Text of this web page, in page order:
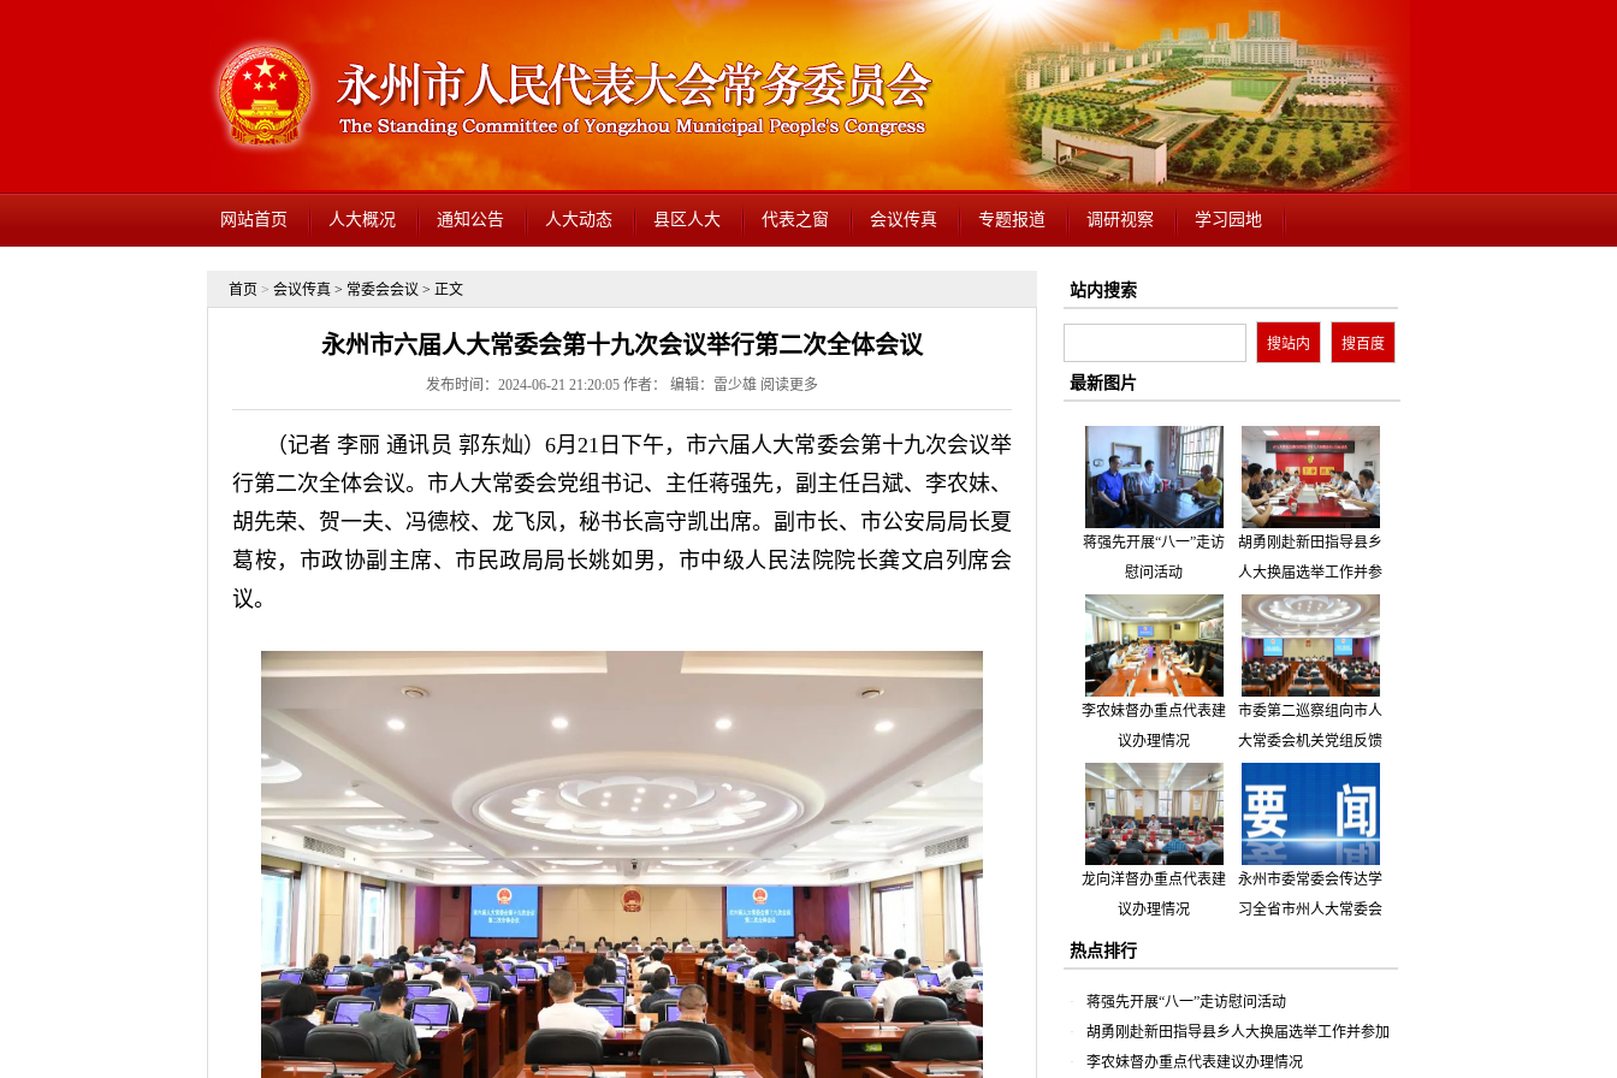
网站首页 人大概况 通知公告 人大动态 县区人大 代表之窗 会议传真 专题报道 调研视察 学习园地
首页 > 会议传真 > 常委会会议 > 正文
永州市六届人大常委会第十九次会议举行第二次全体会议
发布时间：2024-06-21 21:20:05 作者： 编辑：雷少雄 阅读更多
（记者 李丽 通讯员 郭东灿）6月21日下午，市六届人大常委会第十九次会议举
行第二次全体会议。市人大常委会党组书记、主任蒋强先，副主任吕斌、李农妹、
胡先荣、贺一夫、冯德校、龙飞凤，秘书长高守凯出席。副市长、市公安局局长夏
葛桉，市政协副主席、市民政局局长姚如男，市中级人民法院院长龚文启列席会
议。
站内搜索
最新图片
蒋强先开展“八一”走访
慰问活动
胡勇刚赴新田指导县乡
人大换届选举工作并参
加市人大代表小组主题
活动
李农妹督办重点代表建
议办理情况
市委第二巡察组向市人
大常委会机关党组反馈
龙向洋督办重点代表建
议办理情况
永州市委常委会传达学
习全省市州人大常委会
关精神 专题听取省人
大常委会执法检查组到
永州开展大气污染防治
相关法律法规执法检查
热点排行
蒋强先开展“八一”走访慰问活动
胡勇刚赴新田指导县乡人大换届选举工作并参加
市人大代表小组主题活动
李农妹督办重点代表建议办理情况